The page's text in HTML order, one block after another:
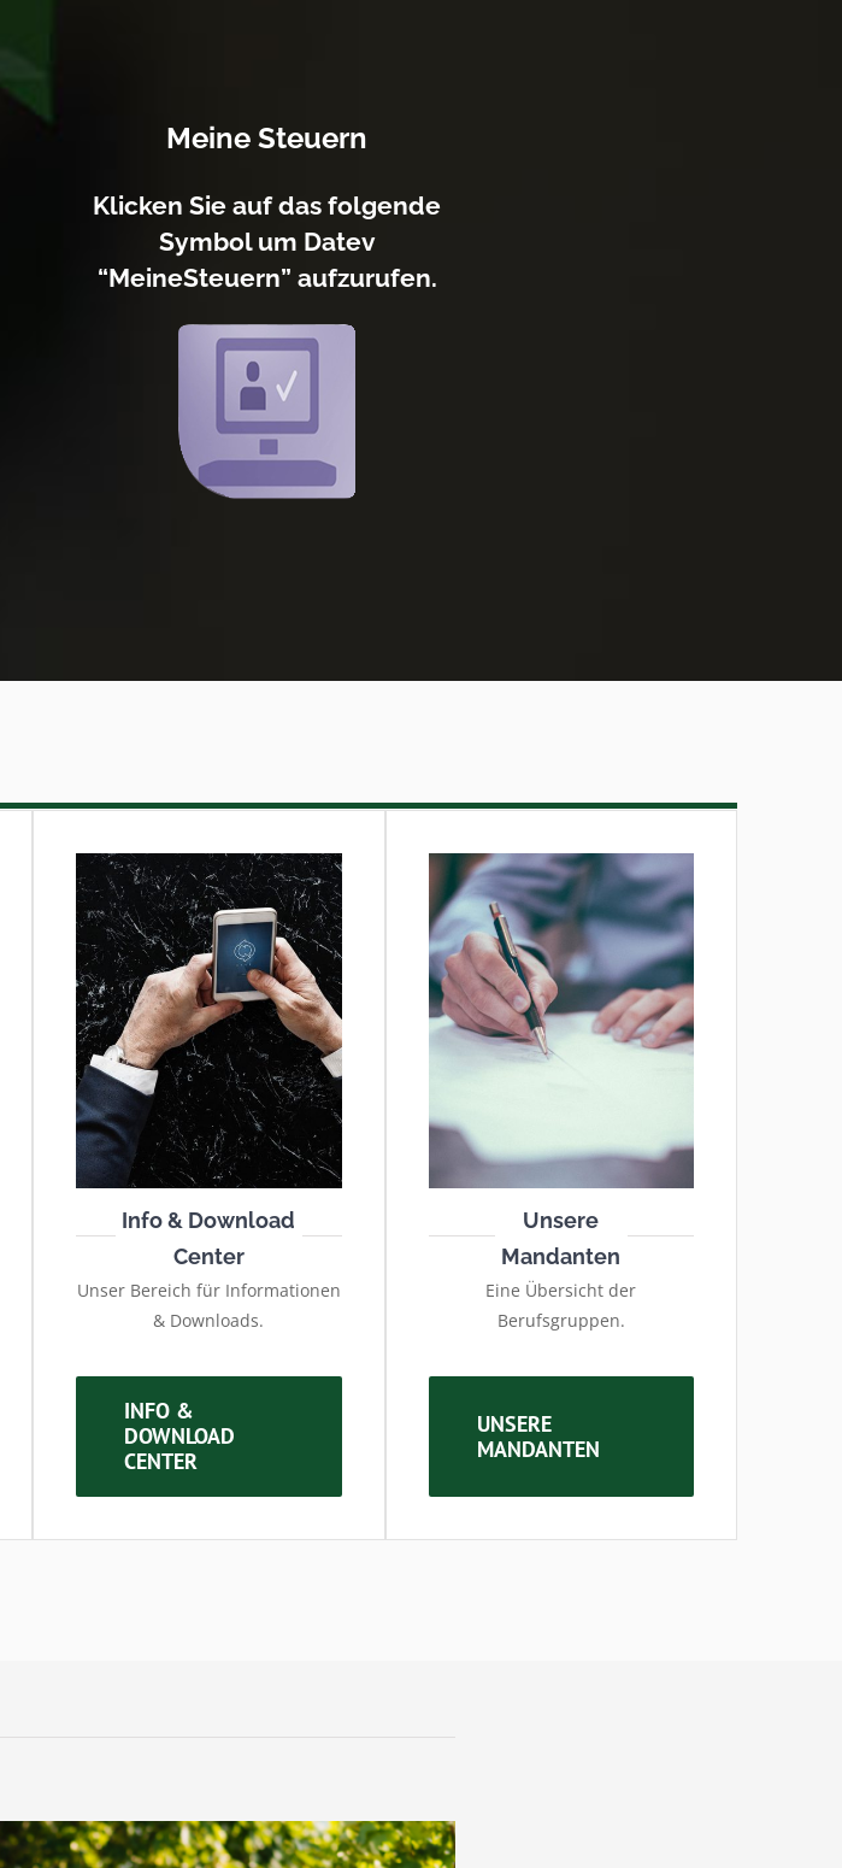
Meine Steuern
Klicken Sie auf das folgende
Symbol um Datev
“MeineSteuern” aufzurufen.
Info & Download
Center
Unser Bereich für Informationen
& Downloads.
INFO &
DOWNLOAD
CENTER
Unsere
Mandanten
Eine Übersicht der
Berufsgruppen.
UNSERE
MANDANTEN